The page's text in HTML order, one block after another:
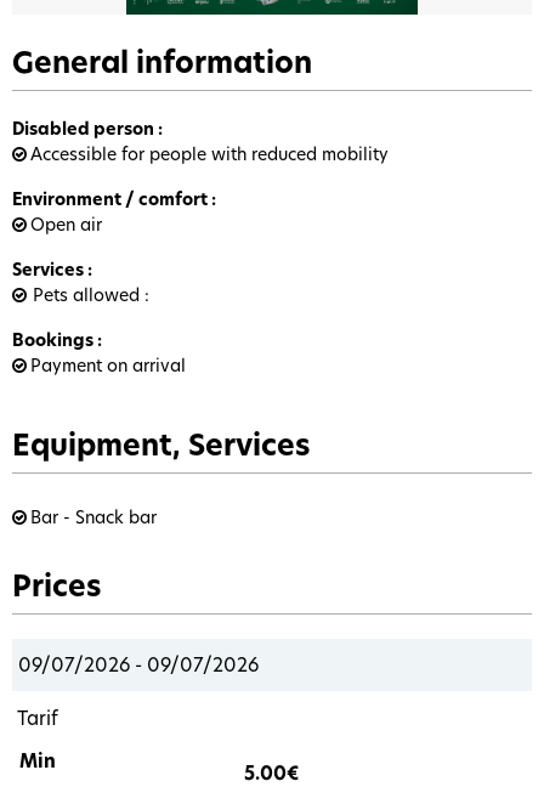
General information
Disabled person :
Accessible for people with reduced mobility
Environment / comfort :
Open air
Services :
Pets allowed
Bookings :
Payment on arrival
Equipment, Services
Bar - Snack bar
Prices
09/07/2026 - 09/07/2026
Tarif
5.00€